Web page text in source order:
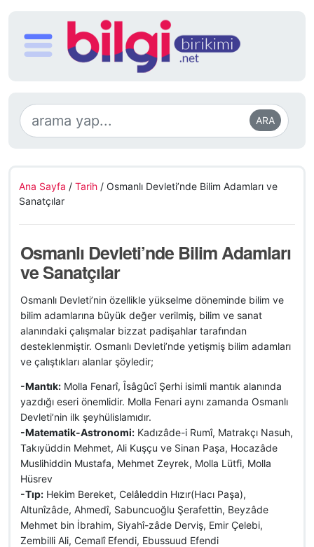
ARA
Ana Sayfa / Tarih / Osmanlı Devleti’nde Bilim Adamları ve
Sanatçılar
Osmanlı Devleti’nde Bilim Adamları
ve Sanatçılar
Osmanlı Devleti’nin özellikle yükselme döneminde bilim ve
bilim adamlarına büyük değer verilmiş, bilim ve sanat
alanındaki çalışmalar bizzat padişahlar tarafından
desteklenmiştir. Osmanlı Devleti’nde yetişmiş bilim adamları
ve çalıştıkları alanlar şöyledir;
-Mantık: Molla Fenarî, Îsâgûcî Şerhi isimli mantık alanında
yazdığı eseri önemlidir. Molla Fenari aynı zamanda Osmanlı
Devleti’nin ilk şeyhülislamıdır.
-Matematik-Astronomi: Kadızâde-i Rumî, Matrakçı Nasuh,
Takıyüddin Mehmet, Ali Kuşçu ve Sinan Paşa, Hocazâde
Muslihiddin Mustafa, Mehmet Zeyrek, Molla Lütfi, Molla
Hüsrev
-Tıp: Hekim Bereket, Celâleddin Hızır(Hacı Paşa),
Altunîzâde, Ahmedî, Sabuncuoğlu Şerafettin, Beyzâde
Mehmet bin İbrahim, Siyahî-zâde Derviş, Emir Çelebi,
Zembilli Ali, Cemalî Efendi, Ebussuud Efendi